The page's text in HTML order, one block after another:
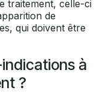
traitement, celle-ci
de
qui doivent être
à
?